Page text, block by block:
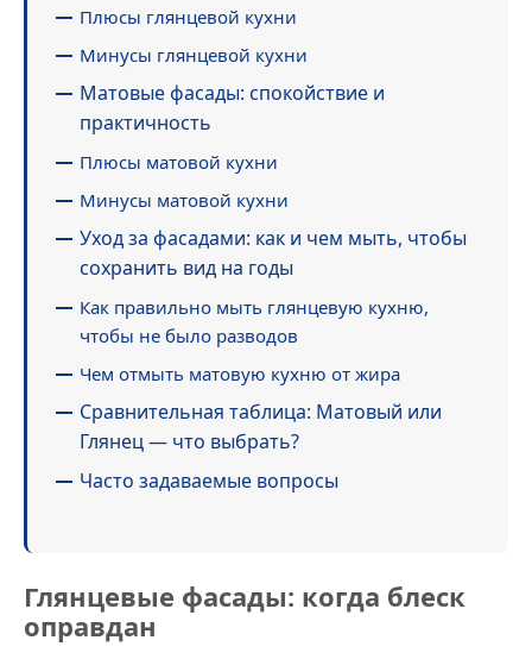
Плюсы глянцевой кухни
Минусы глянцевой кухни
Матовые фасады: спокойствие и
практичность
Плюсы матовой кухни
Минусы матовой кухни
Уход за фасадами: как и чем мыть, чтобы
сохранить вид на годы
Как правильно мыть глянцевую кухню,
чтобы не было разводов
Чем отмыть матовую кухню от жира
Сравнительная таблица: Матовый или
Глянец — что выбрать?
Часто задаваемые вопросы
Глянцевые фасады: когда блеск
оправдан